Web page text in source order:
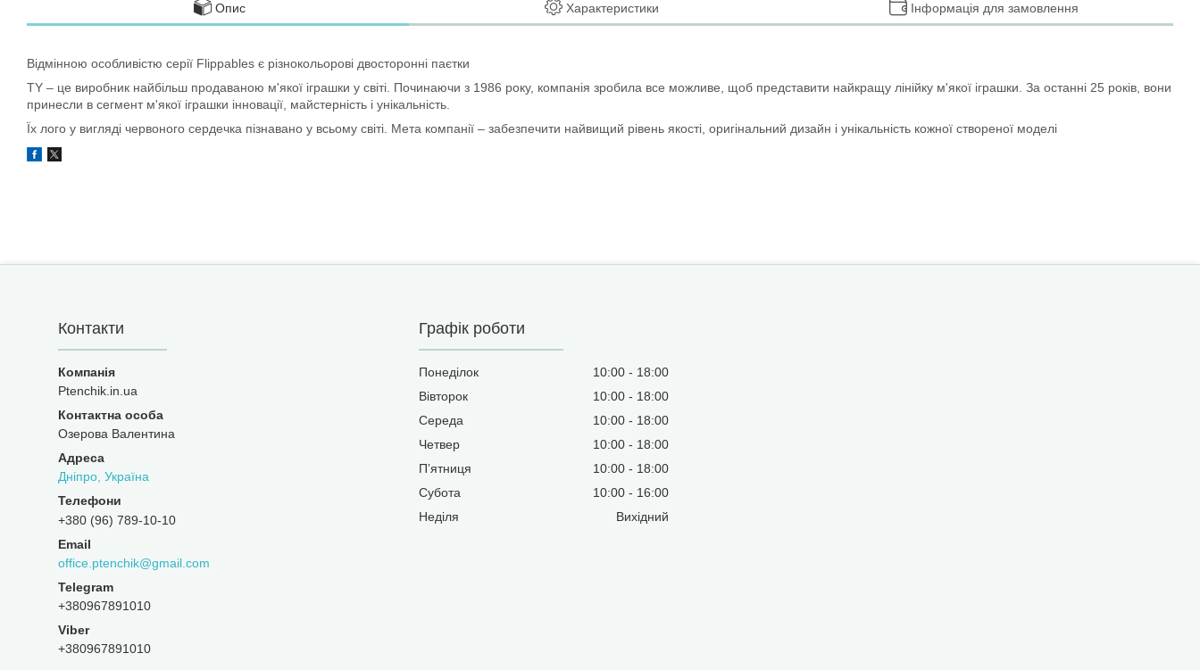
Опис Характеристики Інформація для замовлення
Відмінною особливістю серії Flippables є різнокольорові двосторонні паєтки
TY – це виробник найбільш продаваною м'якої іграшки у світі. Починаючи з 1986 року, компанія зробила все можливе, щоб представити найкращу лінійку м'якої іграшки. За останні 25 років, вони
принесли в сегмент м'якої іграшки інновації, майстерність і унікальність.
Їх лого у вигляді червоного сердечка пізнавано у всьому світі. Мета компанії – забезпечити найвищий рівень якості, оригінальний дизайн і унікальність кожної створеної моделі
Контакти
Ptenchik.in.ua
Озерова Валентина
Дніпро, Україна
+380 (96) 789-10-10
office.ptenchik@gmail.com
+380967891010
Viber
+380967891010
Графік роботи
Понеділок 10:00
18:00
Вівторок
10:00
18:00
Середа
10:00
18:00
Четвер
10:00
18:00
Пʼятниця
10:00
18:00
Субота
10:00
16:00
Неділя
Вихідний